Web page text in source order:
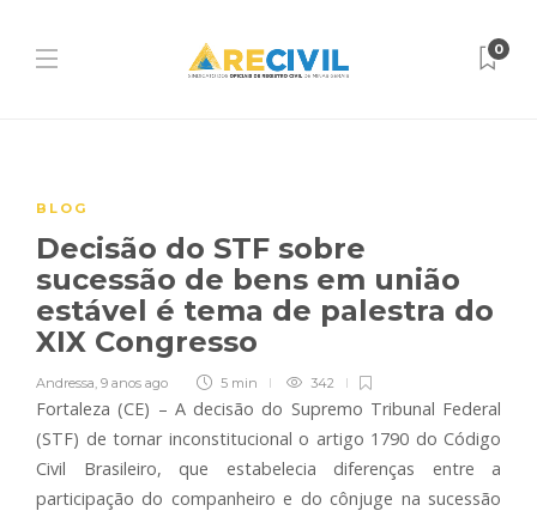
0
BLOG
Decisão do STF sobre
sucessão de bens em união
estável é tema de palestra do
XIX Congresso
Andressa, 9 anos ago 5 min 342
Fortaleza (CE) – A decisão do Supremo Tribunal Federal
(STF) de tornar inconstitucional o artigo 1790 do Código
Civil Brasileiro, que estabelecia diferenças entre a
participação do companheiro e do cônjuge na sucessão